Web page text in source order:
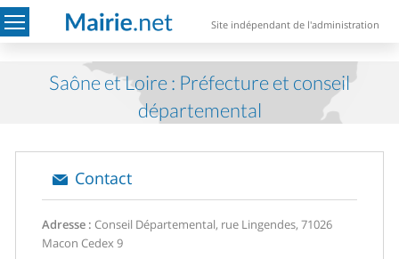
Site indépendant de l'administration
Saône et Loire : Préfecture et conseil
départemental
Contact
Adresse : Conseil Départemental, rue Lingendes, 71026
Macon Cedex 9